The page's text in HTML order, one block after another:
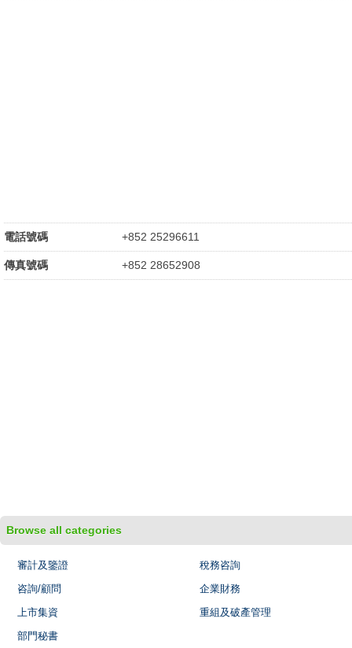
電話號碼 +852 25296611
傳真號碼 +852 28652908
Browse all categories
審計及鑒證
稅務咨詢
咨詢/顧問
企業財務
上市集資
重組及破產管理
部門秘書